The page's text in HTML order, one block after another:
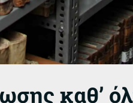
καθ’